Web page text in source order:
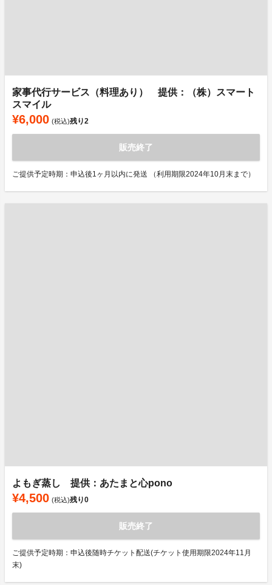
家事代行サービス（料理あり） 提供：（株）スマート
スマイル
¥6,000 (税込)残り2
販売終了
ご提供予定時期：申込後1ヶ月以内に発送 （利用期限2024年10月末まで）
よもぎ蒸し 提供：あたまと心pono
¥4,500 (税込)残り0
販売終了
ご提供予定時期：申込後随時チケット配送(チケット使用期限2024年11月
末)